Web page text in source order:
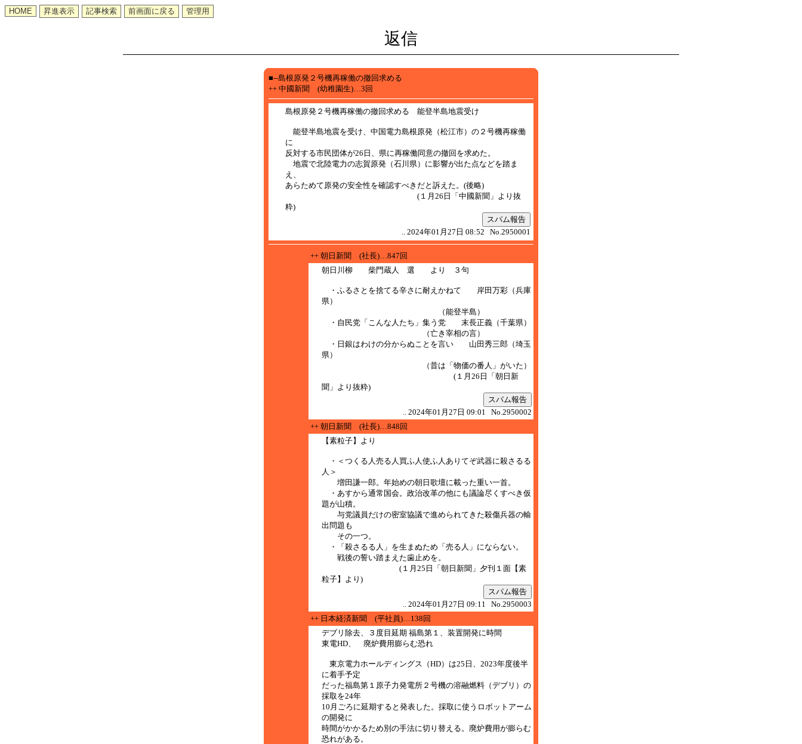
返信
■--島根原発２号機再稼働の撤回求める
++ 中國新聞 (幼稚園生)…3回
島根原発２号機再稼働の撤回求める 能登半島地震受け
能登半島地震を受け、中国電力島根原発（松江市）の２号機再稼働
に
反対する市民団体が26日、県に再稼働同意の撤回を求めた。
地震で北陸電力の志賀原発（石川県）に影響が出た点などを踏ま
え、
あらためて原発の安全性を確認すべきだと訴えた。(後略)
(１月26日「中國新聞」より抜
粋)
スパム報告
.. 2024年01月27日 08:52 No.2950001
++ 朝日新聞 (社長)…847回
朝日川柳 柴門蔵人 選 より ３句
・ふるさとを捨てる辛さに耐えかねて 岸田万彩（兵庫
県）
（能登半島）
・自民党「こんな人たち」集う党 末長正義（千葉県）
（亡き宰相の言）
・日銀はわけの分からぬことを言い 山田秀三郎（埼玉
県）
（昔は「物価の番人」がいた）
(１月26日「朝日新
聞」より抜粋)
スパム報告
.. 2024年01月27日 09:01 No.2950002
++ 朝日新聞 (社長)…848回
【素粒子】より
・＜つくる人売る人買ふ人使ふ人ありてぞ武器に殺さるる
人＞
増田謙一郎。年始めの朝日歌壇に載った重い一首。
・あすから通常国会。政治改革の他にも議論尽くすべき仮
題が山積。
与党議員だけの密室協議で進められてきた殺傷兵器の輸
出問題も
その一つ。
・「殺さるる人」を生まぬため「売る人」にならない。
戦後の誓い踏まえた歯止めを。
(１月25日「朝日新聞」夕刊１面【素
粒子】より)
スパム報告
.. 2024年01月27日 09:11 No.2950003
++ 日本経済新聞 (平社員)…138回
デブリ除去、３度目延期 福島第１、装置開発に時間
東電HD、 廃炉費用膨らむ恐れ
東京電力ホールディングス（HD）は25日、2023年度後半
に着手予定
だった福島第１原子力発電所２号機の溶融燃料（デブリ）の
採取を24年
10月ごろに延期すると発表した。採取に使うロボットアーム
の開発に
時間がかかるため別の手法に切り替える。廃炉費用が膨らむ
恐れがある。